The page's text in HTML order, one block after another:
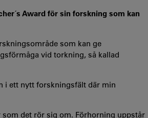
Award för sin forskning som kan
som kan ge
vid torkning, så kallad
i ett nytt forskningsfält där min
det rör sig om. Förhorning uppstår